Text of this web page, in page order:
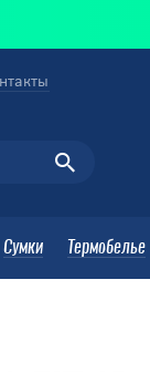
Сумки Термобелье